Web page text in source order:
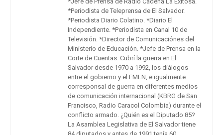
*Periodista de Teleprensa de El Salvador.
*Periodista Diario Colatino. *Diario El
Independiente. *Periodista en Canal 10 de
Televisión. *Director de Comunicaciónes del
Ministerio de Educación. *Jefe de Prensa en la
Corte de Cuentas. Cubrí la guerra en El
Salvador desde 1970 a 1992, los diálogos
entre el gobierno y el FMLN, e igualmente
corresponsal de guerra en diferentes medios
de comunicación internacional (KBRG de San
Francisco, Radio Caracol Colombia) durante el
conflicto armado. ¿Quién es el Diputado 85?
La Asamblea Legislativa de El Salvador tiene